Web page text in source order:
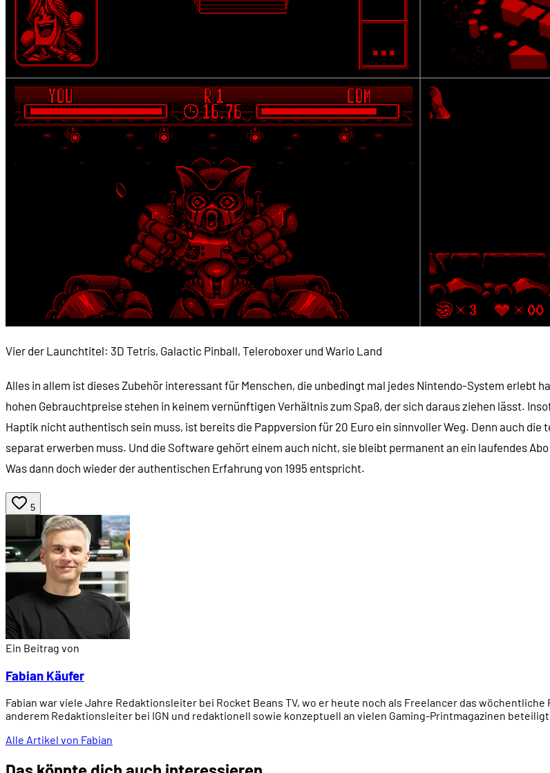
Vier der Launchtitel: 3D Tetris, Galactic Pinball, Teleroboxer und Wario Land
Alles in allem ist dieses Zubehör interessant für Menschen, die unbedingt mal jedes Nintendo-System
hohen Gebrauchtpreise stehen in keinem vernünftigen Verhältnis zum Spaß, der sich daraus ziehen lässt.
Haptik nicht authentisch sein muss, ist bereits die Pappversion für 20 Euro ein sinnvoller Weg. Denn auch
separat erwerben muss. Und die Software gehört einem auch nicht, sie bleibt permanent an ein laufendes
Was dann doch wieder der authentischen Erfahrung von 1995 entspricht.
5
Ein Beitrag von
Fabian Käufer
Fabian war viele Jahre Redaktionsleiter bei Rocket Beans TV, wo er heute noch als Freelancer das
anderem Redaktionsleiter bei IGN und redaktionell sowie konzeptuell an vielen Gaming-Printmagazinen beteiligt.
Alle Artikel von Fabian